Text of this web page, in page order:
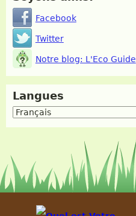
Facebook
Twitter
Notre blog: L'Eco Guide
Langues